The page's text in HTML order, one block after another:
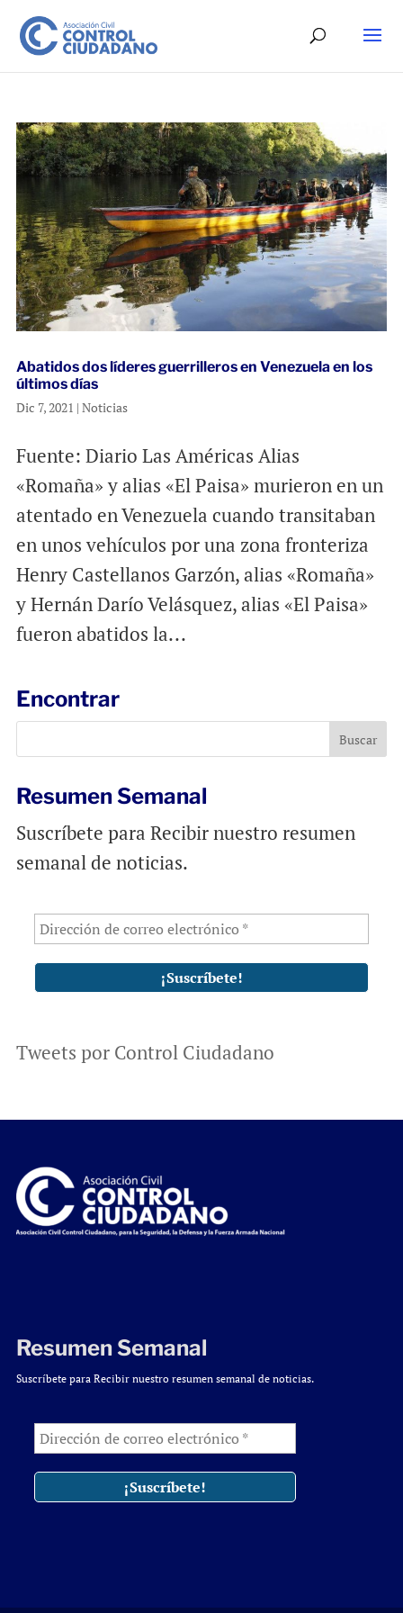
Abatidos dos líderes guerrilleros en Venezuela en los
últimos días
Dic 7, 2021 | Noticias
Fuente: Diario Las Américas Alias
«Romaña» y alias «El Paisa» murieron en un
atentado en Venezuela cuando transitaban
en unos vehículos por una zona fronteriza
Henry Castellanos Garzón, alias «Romaña»
y Hernán Darío Velásquez, alias «El Paisa»
fueron abatidos la...
Encontrar
Resumen Semanal
Suscríbete para Recibir nuestro resumen
semanal de noticias.
Tweets por Control Ciudadano
Resumen Semanal
Suscríbete para Recibir nuestro resumen semanal de noticias.